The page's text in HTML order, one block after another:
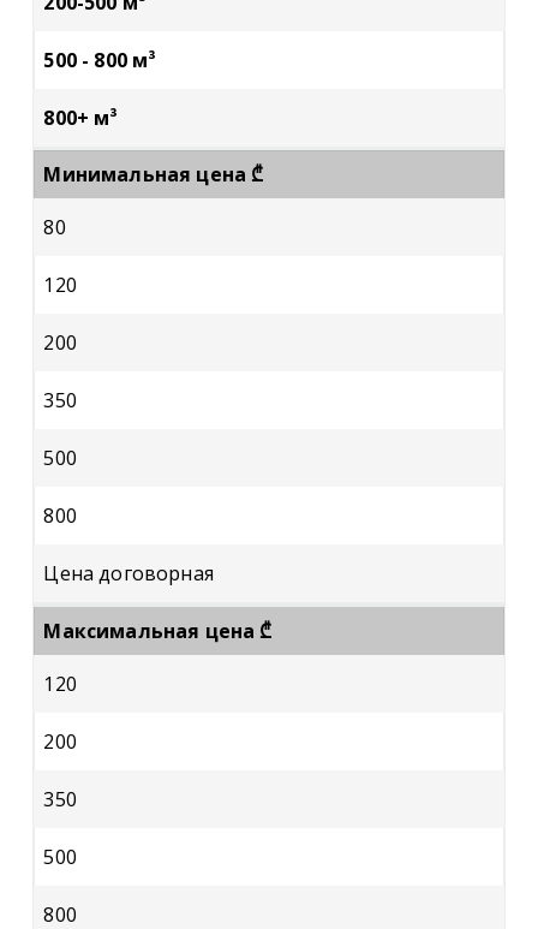
500 - 800 м³
800+ м³
Минимальная цена ₾
80
120
200
350
500
800
Цена договорная
Максимальная цена ₾
120
200
350
500
800